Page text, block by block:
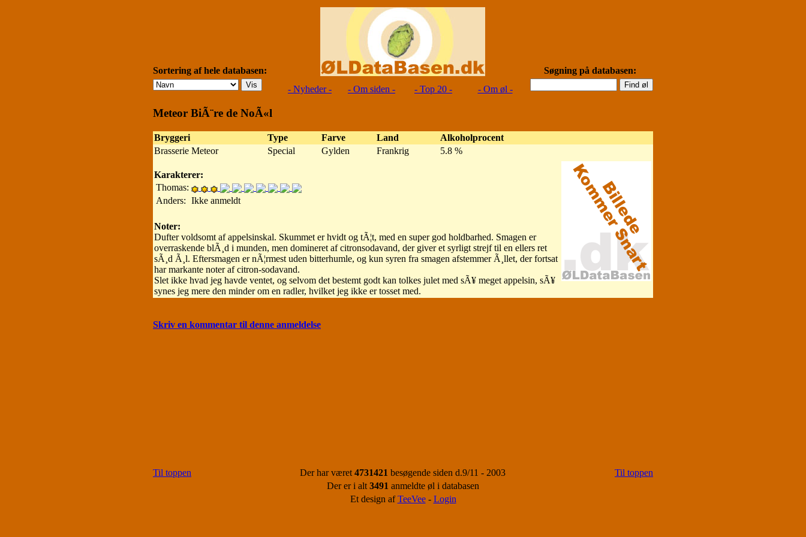
Sortering af hele databasen:
Søgning på databasen:
- Nyheder -
- Om siden - - Top 20 - - Om øl -
Meteor BiÃ¨re de NoÃ«l
Bryggeri Type Farve Land
Alkoholprocent
Brasserie Meteor
Special Gylden Frankrig 5.8 %
Karakterer:
Thomas:
Anders: Ikke anmeldt
Noter:
Dufter voldsomt af appelsinskal. Skummet er hvidt og tÃ¦t, med en super god holdbarhed. Smagen er
overraskende blÃ¸d i munden, men domineret af citronsodavand, der giver et syrligt strejf til en ellers ret
sÃ¸d Ã¸l. Eftersmagen er nÃ¦rmest uden bitterhumle, og kun syren fra smagen afstemmer Ã¸llet, der fortsat
har markante noter af citron-sodavand.
Slet ikke hvad jeg havde ventet, og selvom det bestemt godt kan tolkes julet med sÃ¥ meget appelsin, sÃ¥
synes jeg mere den minder om en radler, hvilket jeg ikke er tosset med.
Skriv en kommentar til denne anmeldelse
Til toppen Der har været 4731421 besøgende siden d.9/11 - 2003
Til toppen
Der er i alt 3491 anmeldte øl i databasen
Et design afTeeVee- Login